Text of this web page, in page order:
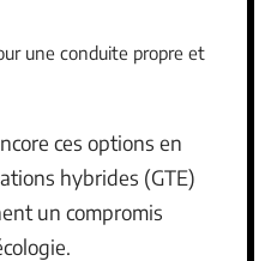
une conduite propre et
ces options en
hybrides (GTE)
un compromis